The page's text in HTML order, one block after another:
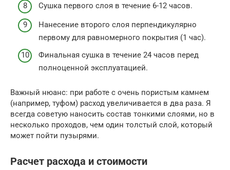
Сушка первого слоя в течение 6-12 часов.
Нанесение второго слоя перпендикулярно
первому для равномерного покрытия (1 час).
Финальная сушка в течение 24 часов перед
полноценной эксплуатацией.
Важный нюанс: при работе с очень пористым камнем
(например, туфом) расход увеличивается в два раза. Я
всегда советую наносить состав тонкими слоями, но в
несколько проходов, чем один толстый слой, который
может пойти пузырями.
Расчет расхода и стоимости